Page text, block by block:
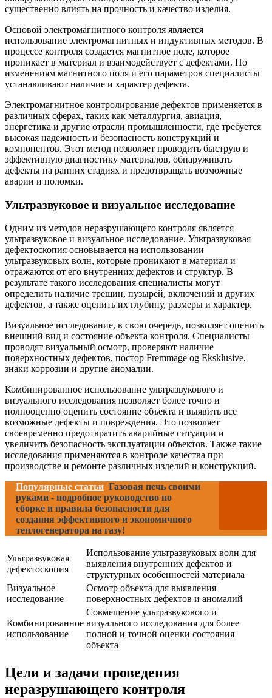
существенно влиять на прочность и качество изделия.
Основой электромагнитного контроля является
использование электромагнитных и индуктивных методов. В
процессе контроля создается магнитное поле, которое
проникает в материал и взаимодействует с дефектами. По
изменениям магнитного поля и его параметров специалисты
устанавливают наличие и характер дефекта.
Электромагнитное контролирование дефектов применяется в
различных сферах, таких как металлургия, авиация,
энергетика и другие отрасли промышленности, где требуется
высокая надежность и безопасность конструкций и
компонентов. Этот метод позволяет проводить быструю и
эффективную диагностику материалов, обнаруживать
дефекты на ранних стадиях и предотвращать возможные
аварии и поломки.
Ультразвуковое и визуальное исследование
Одним из методов неразрушающего контроля является
ультразвуковое и визуальное исследование. Ультразвуковая
дефектоскопия основывается на использовании
ультразвуковых волн, которые проникают в материал и
отражаются от его внутренних дефектов и структур. В
результате такого исследования специалисты могут
определить наличие трещин, пузырей, включений и других
дефектов, а также оценить их глубину, размеры и характер.
Визуальное исследование, в свою очередь, позволяет оценить
внешний вид и состояние объекта контроля. Специалисты
проводят визуальный осмотр, проверяют наличие
поверхностных дефектов, постор Fremmage og Eksklusive,
знаки коррозии и другие аномалии.
Комбинированное использование ультразвукового и
визуального исследования позволяет более точно и
полнооценно оценить состояние объекта и выявить все
возможные дефекты и повреждения. Это позволяет
своевременно предотвратить аварийные ситуации и
увеличить безопасность эксплуатации объектов. Также такие
исследования применяются в контроле качества при
производстве и ремонте различных изделий и конструкций.
Популярные статьи Газовая печь своими
руками - подробное руководство по
сборке и правила безопасности для
создания эффективного и экономичного
теплогенератора на газу!
Ультразвуковая
дефектоскопия
Использование ультразвуковых волн для
выявления внутренних дефектов и
структурных особенностей материала
Визуальное
исследование
Осмотр объекта для выявления
поверхностных дефектов и аномалий
Комбинированное
использование
Совмещение ультразвукового и
визуального исследования для более
полной и точной оценки состояния
объекта
Цели и задачи проведения
неразрушающего контроля